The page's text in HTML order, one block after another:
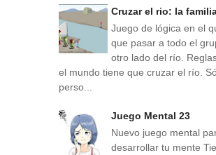
Cruzar el rio: la
Juego de lógica en el
que pasar a todo el
otro lado del río.
el mundo tiene que cruzar el río.
perso...
Juego Mental 23
Nuevo juego mental
desarrollar tu mente